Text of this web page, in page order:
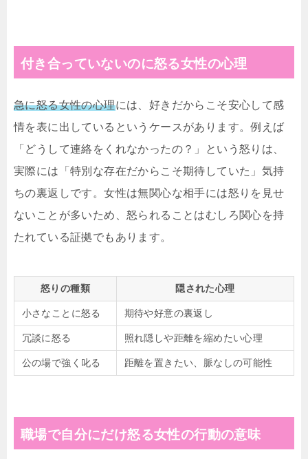
付き合っていないのに怒る女性の心理
急に怒る女性の心理には、好きだからこそ安心して感
情を表に出しているというケースがあります。例えば
「どうして連絡をくれなかったの？」という怒りは、
実際には「特別な存在だからこそ期待していた」気持
ちの裏返しです。女性は無関心な相手には怒りを見せ
ないことが多いため、怒られることはむしろ関心を持
たれている証拠でもあります。
怒りの種類 隠された心理
小さなことに怒る 期待や好意の裏返し
冗談に怒る 照れ隠しや距離を縮めたい心理
公の場で強く叱る 距離を置きたい、脈なしの可能性
職場で自分にだけ怒る女性の行動の意味